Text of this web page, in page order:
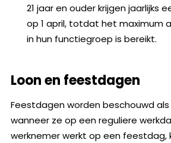
21 jaar en ouder krijgen jaarlijks
op 1 april, totdat het maximum
in hun functiegroep is bereikt.
Loon en feestdagen
Feestdagen worden beschouwd
wanneer ze op een reguliere
werknemer werkt op een feestdag,